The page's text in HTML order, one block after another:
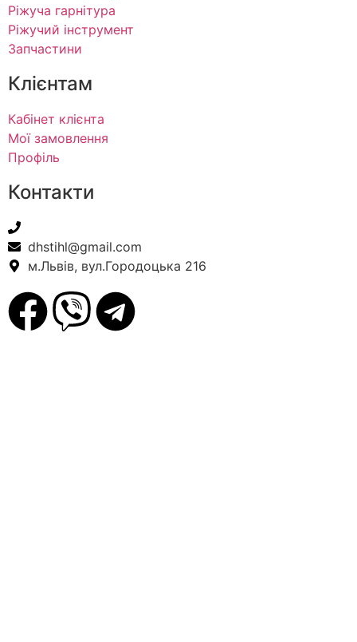
Ріжуча гарнітура
Ріжучий інструмент
Запчастини
Клієнтам
Кабінет клієнта
Мої замовлення
Профіль
Контакти
dhstihl@gmail.com
м.Львів, вул.Городоцька 216